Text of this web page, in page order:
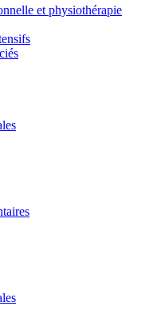
et physiothérapie